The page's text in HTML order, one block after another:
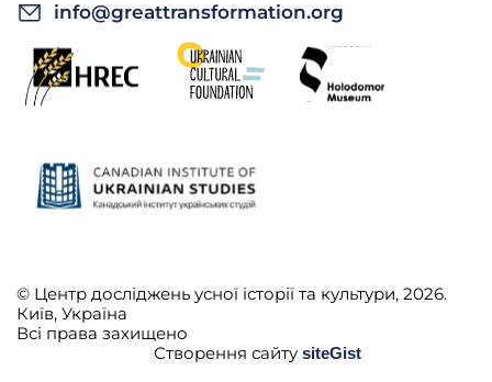
info@greattransformation.org
© Центр досліджень усної історії та культури, 2026.
Київ, Україна
Всі права захищено
Створення сайту siteGist